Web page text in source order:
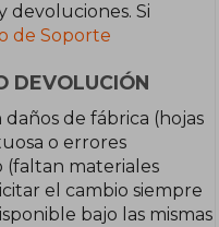
devoluciones. Si
de Soporte
DEVOLUCIÓN
de fábrica (hojas
o errores
(faltan materiales
el cambio siempre
bajo las mismas